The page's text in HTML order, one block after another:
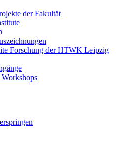
der Fakultät
Forschung der HTWK Leipzig